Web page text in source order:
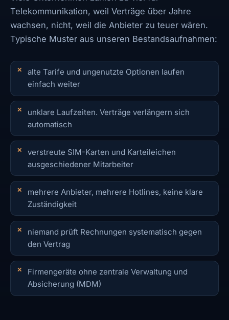
Telekommunikation, weil Verträge über Jahre
wachsen, nicht, weil die Anbieter zu teuer wären.
Typische Muster aus unseren Bestandsaufnahmen:
alte Tarife und ungenutzte Optionen laufen
einfach weiter
unklare Laufzeiten. Verträge verlängern sich
automatisch
verstreute SIM-Karten und Karteileichen
ausgeschiedener Mitarbeiter
mehrere Anbieter, mehrere Hotlines, keine klare
Zuständigkeit
niemand prüft Rechnungen systematisch gegen
den Vertrag
Firmengeräte ohne zentrale Verwaltung und
Absicherung (MDM)